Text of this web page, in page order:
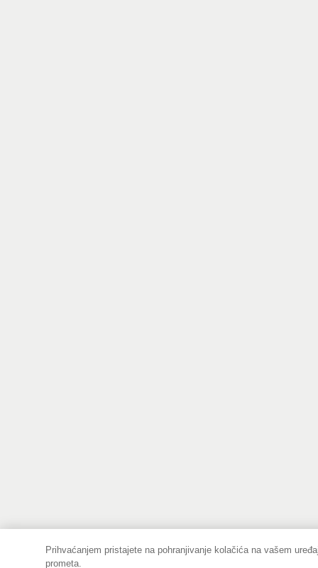
Prihvaćanjem pristajete na pohranjivanje kolačića na vašem
prometa.